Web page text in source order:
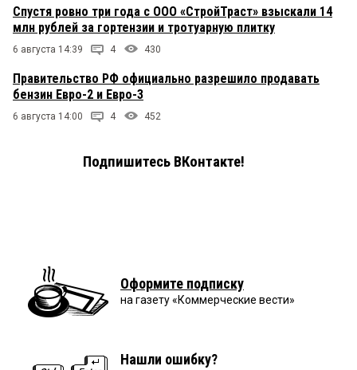
Спустя ровно три года с ООО «СтройТраст» взыскали 14
млн рублей за гортензии и тротуарную плитку
6 августа 14:39 4 430
Правительство РФ официально разрешило продавать
бензин Евро-2 и Евро-3
6 августа 14:00 4 452
Подпишитесь ВКонтакте!
Оформите подписку
на газету «Коммерческие вести»
Нашли ошибку?